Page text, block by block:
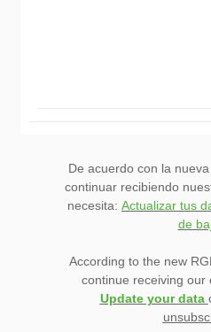
De acuerdo con la
continuar recibiendo
necesita: Actualizar tus
de
According to the new
continue receiving our
Update your data